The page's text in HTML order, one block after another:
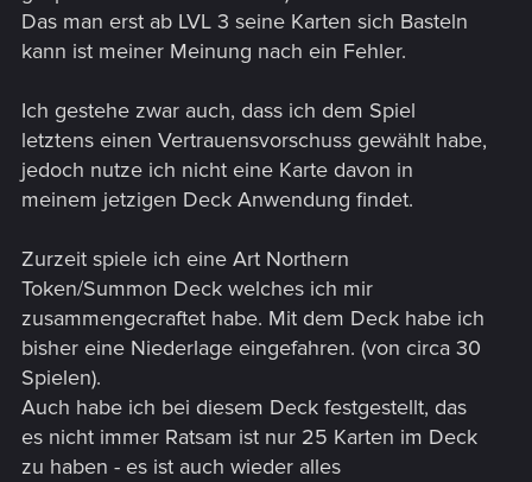
Das man erst ab LVL 3 seine Karten sich Basteln
kann ist meiner Meinung nach ein Fehler.
Ich gestehe zwar auch, dass ich dem Spiel
letztens einen Vertrauensvorschuss gewählt habe,
jedoch nutze ich nicht eine Karte davon in
meinem jetzigen Deck Anwendung findet.
Zurzeit spiele ich eine Art Northern
Token/Summon Deck welches ich mir
zusammengecraftet habe. Mit dem Deck habe ich
bisher eine Niederlage eingefahren. (von circa 30
Spielen).
Auch habe ich bei diesem Deck festgestellt, das
es nicht immer Ratsam ist nur 25 Karten im Deck
zu haben - es ist auch wieder alles